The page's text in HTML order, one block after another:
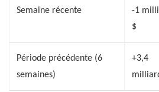
Semaine récente
-1
$
Période précédente (6
semaines)
+3,4